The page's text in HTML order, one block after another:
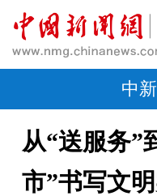
中
从“送服务”
市”书写文